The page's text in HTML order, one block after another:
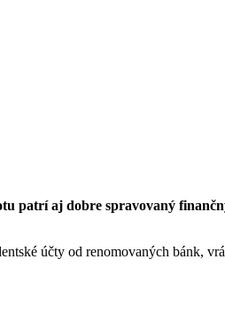
patrí aj dobre spravovaný
účty od renomovaných bánk,